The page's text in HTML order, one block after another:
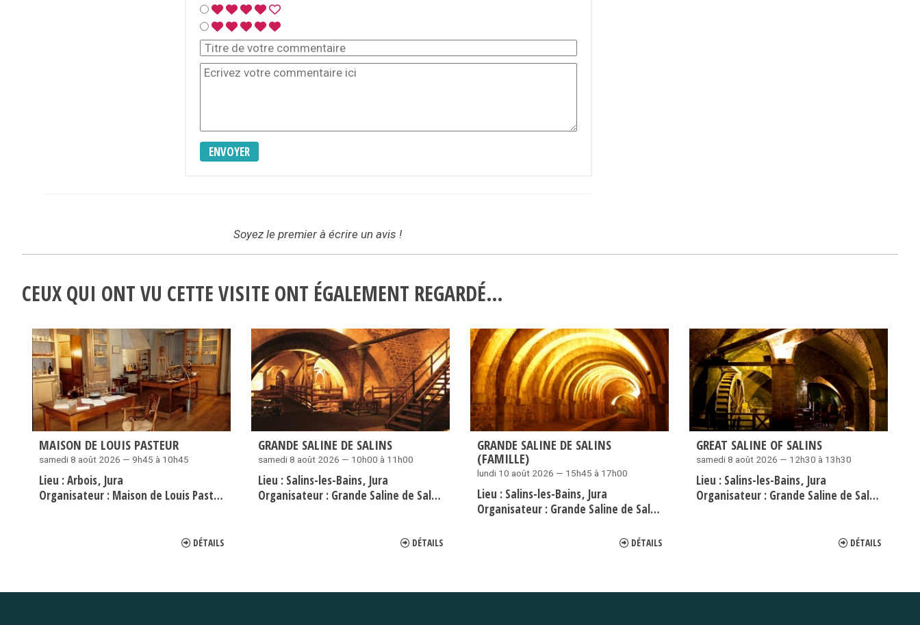
ENVOYER
Soyez le premier à écrire un avis !
CEUX QUI ONT VU CETTE VISITE ONT ÉGALEMENT REGARDÉ…
MAISON DE LOUIS PASTEUR
samedi 8 août 2026 — 9h45 à 10h45
Lieu :Arbois Jura
Organisateur : Maison de Louis Pasteur Arbois
DÉTAILS
GRANDE SALINE DE SALINS
samedi 8 août 2026 — 10h00 à 11h00
Lieu : Salins-les-Bains Jura
Organisateur : Grande Saline de Salins-les-Bains
DÉTAILS
GRANDE SALINE DE SALINS
(FAMILLE)
lundi 10 août 2026 — 15h45 à 17h00
Lieu : Salins-les-Bains Jura
Organisateur : Grande Saline de Salins-les-Bains
DÉTAILS
GREAT SALINE OF SALINS
samedi 8 août 2026 — 12h30 à 13h30
Lieu : Salins-les-Bains Jura
Organisateur : Grande Saline de Salins-les-Bains
DÉTAILS